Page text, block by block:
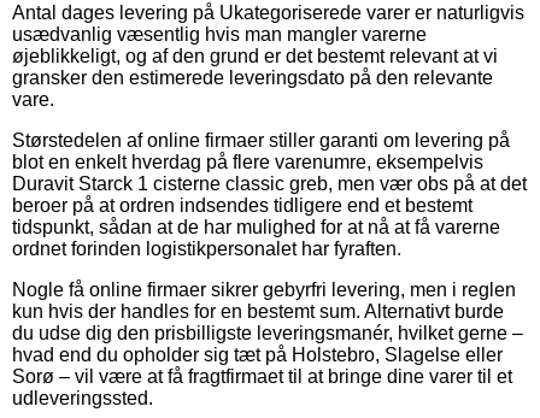
Antal dages levering på Ukategoriserede varer er naturligvis
usædvanlig væsentlig hvis man mangler varerne
øjeblikkeligt, og af den grund er det bestemt relevant at vi
gransker den estimerede leveringsdato på den relevante
vare.
Størstedelen af online firmaer stiller garanti om levering på
blot en enkelt hverdag på flere varenumre, eksempelvis
Duravit Starck 1 cisterne classic greb, men vær obs på at det
beroer på at ordren indsendes tidligere end et bestemt
tidspunkt, sådan at de har mulighed for at nå at få varerne
ordnet forinden logistikpersonalet har fyraften.
Nogle få online firmaer sikrer gebyrfri levering, men i reglen
kun hvis der handles for en bestemt sum. Alternativt burde
du udse dig den prisbilligste leveringsmanér, hvilket gerne –
hvad end du opholder sig tæt på Holstebro, Slagelse eller
Sorø – vil være at få fragtfirmaet til at bringe dine varer til et
udleveringssted.